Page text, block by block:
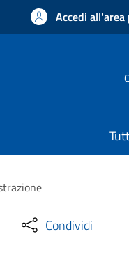
Accedi all'area
Condividi